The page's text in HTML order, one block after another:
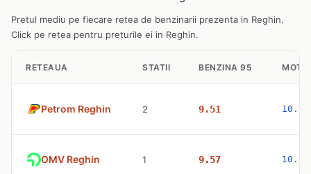
Pretul mediu pe fiecare retea de benzinarii prezenta in Reghin.
Click pe retea pentru preturile ei in Reghin.
RETEAUA STATII BENZINA 95
Petrom Reghin 2 9.51 10.77
OMV Reghin 1 9.57 10.83